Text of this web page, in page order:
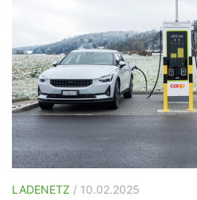
LADENETZ / 10.02.2025